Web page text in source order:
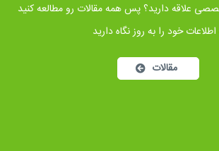
علاقه دارید؟ پس همه مقالات رو مطالعه کنید
خود را به روز نگاه دارید
مقالات